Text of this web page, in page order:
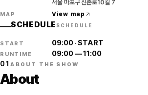
서울 마포구 신촌로10길 7
MAP View map
SCHEDULE SCHEDULE
START 09:00·START
RUNTIME 09:00—11:00
01ABOUT THE SHOW
About